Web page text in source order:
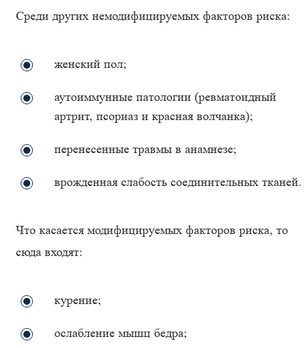
Среди других немодифицируемых факторов риска:
женский пол;
аутоиммунные патологии (ревматоидный
артрит, псориаз и красная волчанка);
перенесенные травмы в анамнезе;
врожденная слабость соединительных тканей.
Что касается модифицируемых факторов риска, то
сюда входят:
курение;
ослабление мышц бедра;